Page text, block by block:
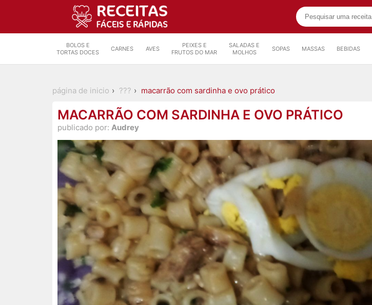
BOLOS E
TORTAS DOCES
CARNES AVES
PEIXES E
FRUTOS DO MAR
SALADAS E
MOLHOS
SOPAS MASSAS BEBIDAS
página de inicio ??? macarrão com sardinha e ovo prático
MACARRÃO COM SARDINHA E OVO PRÁTICO
publicado por: Audrey